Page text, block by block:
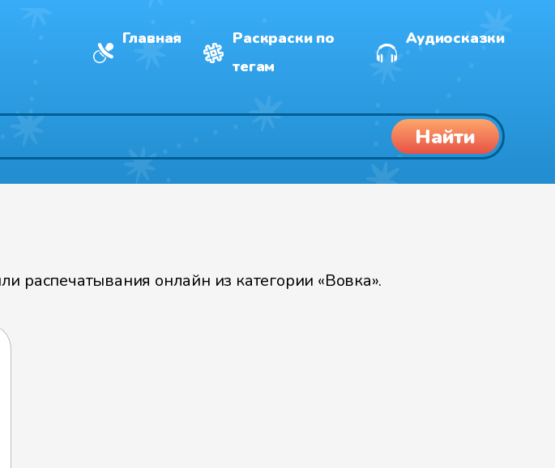
Главная
Раскраски по
тегам
Аудиосказки
Найти
распечатывания онлайн из категории «Вовка».